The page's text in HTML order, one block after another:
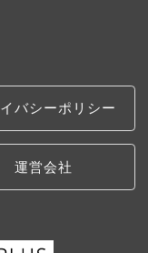
バシーポリシー
運営会社